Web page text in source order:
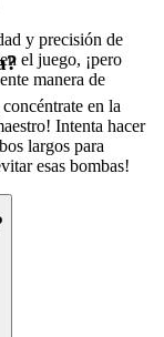
y precisión de
el juego, ¡pero
manera de
en la
Intenta hacer
largos para
esas bombas!